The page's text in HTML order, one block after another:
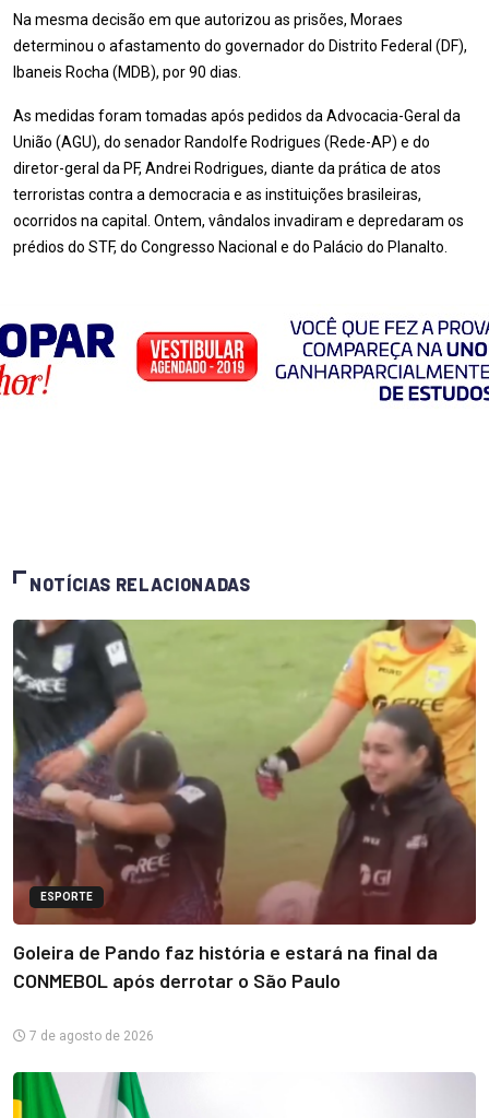
Na mesma decisão em que autorizou as prisões, Moraes
determinou o afastamento do governador do Distrito Federal (DF),
Ibaneis Rocha (MDB), por 90 dias.
As medidas foram tomadas após pedidos da Advocacia-Geral da
União (AGU), do senador Randolfe Rodrigues (Rede-AP) e do
diretor-geral da PF, Andrei Rodrigues, diante da prática de atos
terroristas contra a democracia e as instituições brasileiras,
ocorridos na capital. Ontem, vândalos invadiram e depredaram os
prédios do STF, do Congresso Nacional e do Palácio do Planalto.
NOTÍCIAS RELACIONADAS
ESPORTE
Goleira de Pando faz história e estará na final da
CONMEBOL após derrotar o São Paulo
7 de agosto de 2026